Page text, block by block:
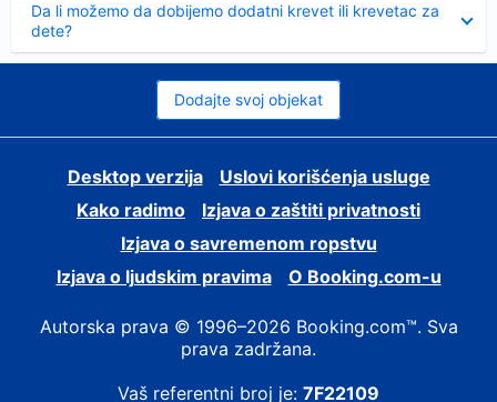
Da li možemo da dobijemo dodatni krevet ili krevetac za
dete?
Dodajte svoj objekat
Desktop verzija
Uslovi korišćenja usluge
Kako radimo
Izjava o zaštiti privatnosti
Izjava o savremenom ropstvu
Izjava o ljudskim pravima
О Booking.com-u
Autorska prava © 1996–2026 Booking.com™. Sva
prava zadržana.
Vaš referentni broj je: 7F22109